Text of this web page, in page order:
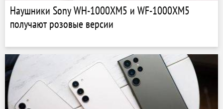
Наушники Sony WH-1000XM5 и WF-1000XM5
получают розовые версии